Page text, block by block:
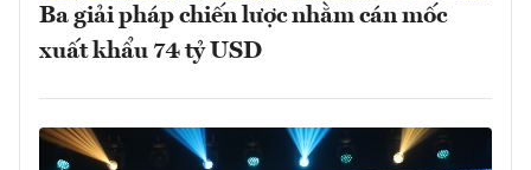
Ba giải pháp chiến lược nhằm cán mốc
xuất khẩu 74 tỷ USD